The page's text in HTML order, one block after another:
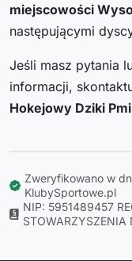
miejscowości
następującymi
Jeśli masz pytania
informacji,
Hokejowy Dziki Pmi
Zweryfikowano w
KlubySportowe.pl
NIP: 5951489457
STOWARZYSZENIA